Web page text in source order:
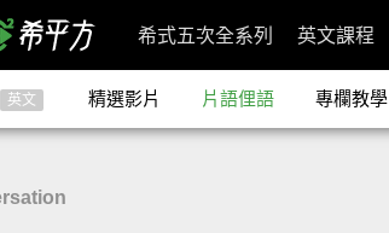
希式五次全系列 英文課程
英文 精選影片 片語俚語 專欄教學